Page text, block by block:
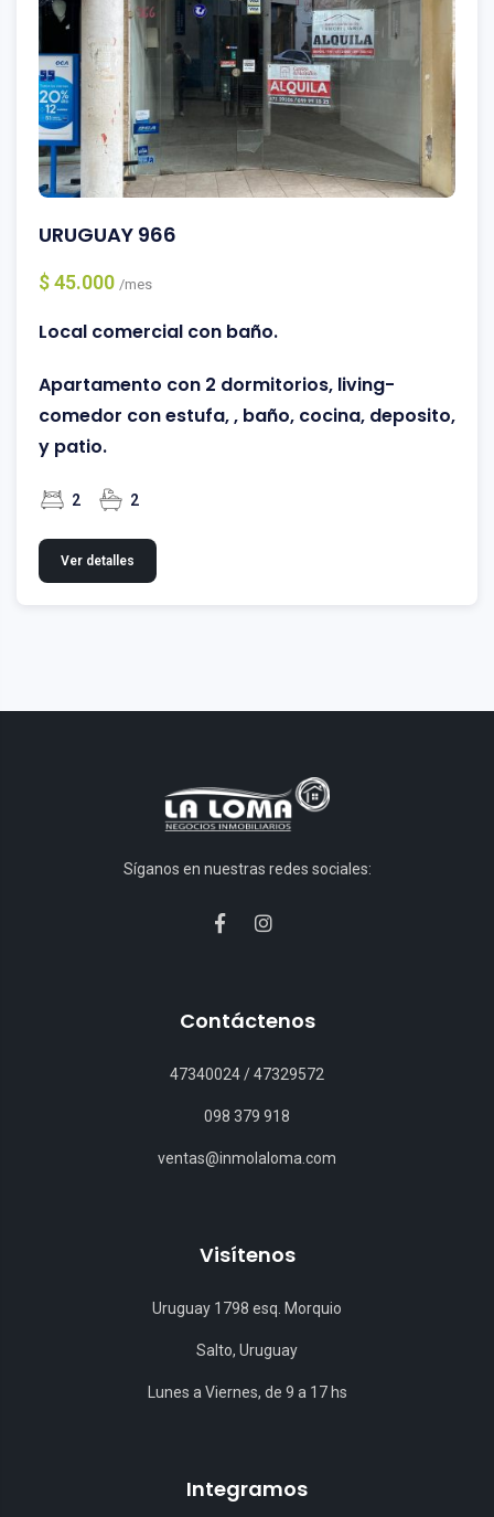
URUGUAY 966
$ 45.000 /mes
Local comercial con baño.
Apartamento con 2 dormitorios, living-
comedor con estufa, , baño, cocina, deposito,
y patio.
2 2
Ver detalles
Síganos en nuestras redes sociales:
Contáctenos
47340024/47329572
098 379 918
ventas@inmolaloma.com
Visítenos
Uruguay 1798 esq. Morquio
Salto, Uruguay
Lunes a Viernes, de 9 a 17 hs
Integramos